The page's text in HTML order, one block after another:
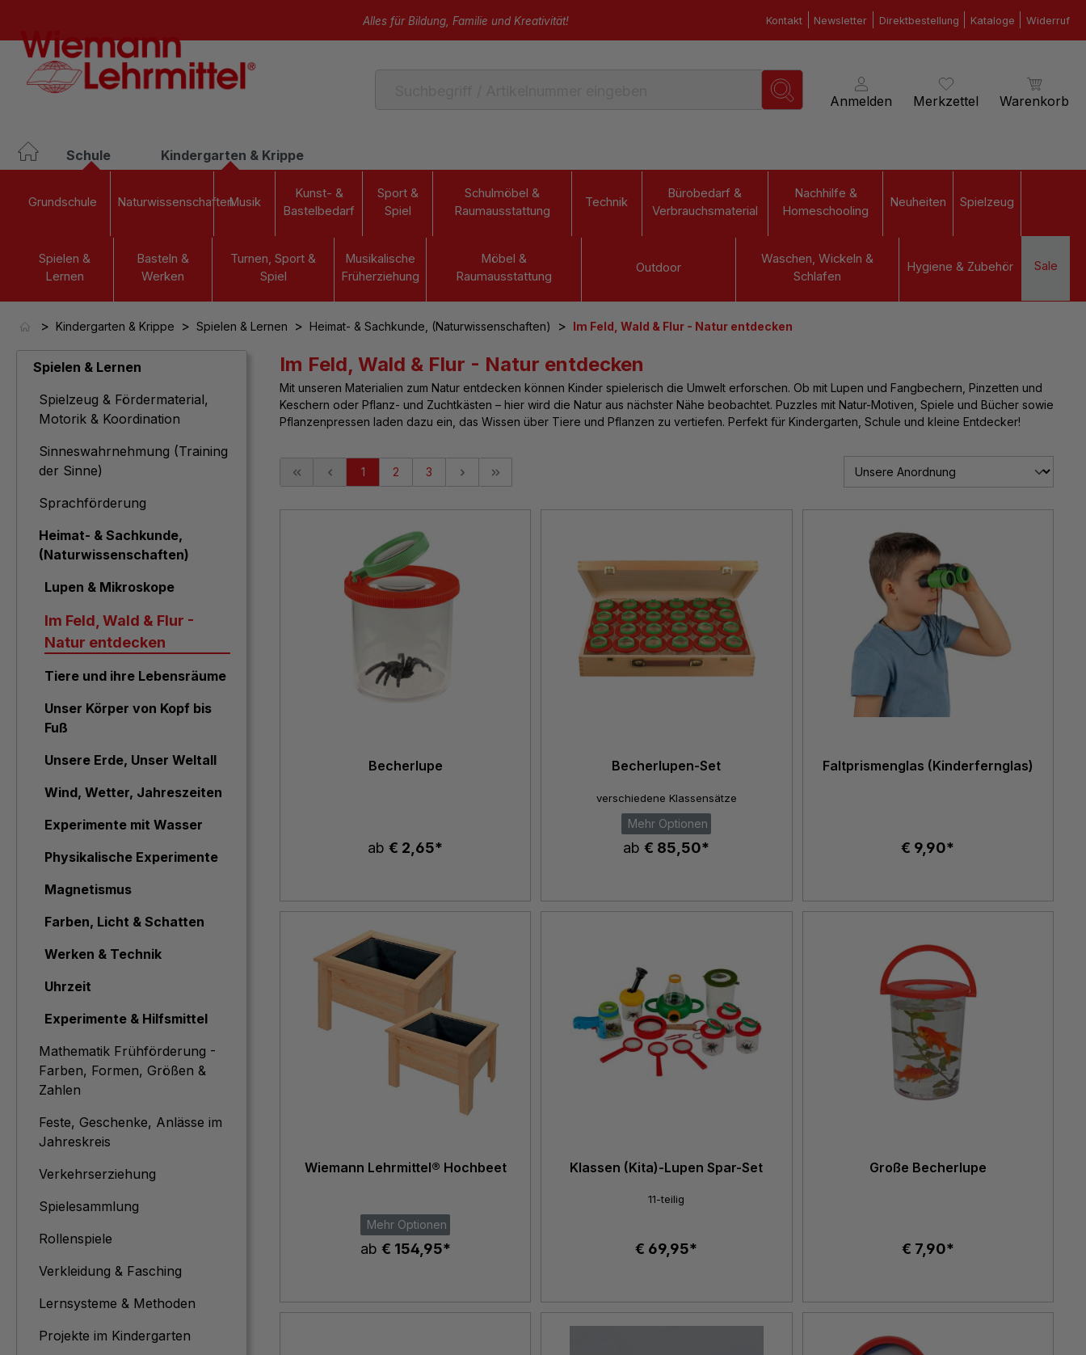
Alles für Bildung, Familie und Kreativität! Kontakt Newsletter Direktbestellung Kataloge Widerruf
Anmelden Merkzettel Warenkorb
Schule Kindergarten & Krippe
Grundschule NaturwissenschaftenMusik
Kunst- &
Bastelbedarf
Sport &
Spiel
Schulmöbel &
Raumausstattung
Technik
Bürobedarf &
Verbrauchsmaterial
Nachhilfe &
Homeschooling
Neuheiten Spielzeug
Spielen &
Lernen
Basteln &
Werken
Turnen, Sport &
Spiel
Musikalische
Früherziehung
Möbel &
Raumausstattung
Outdoor
Waschen, Wickeln &
Schlafen
Hygiene & Zubehör Sale
> Kindergarten & Krippe > Spielen & Lernen > Heimat- & Sachkunde, (Naturwissenschaften) > Im Feld, Wald & Flur - Natur entdecken
Spielen & Lernen
Spielzeug & Fördermaterial,
Motorik & Koordination
Sinneswahrnehmung (Training
der Sinne)
Sprachförderung
Heimat- & Sachkunde,
(Naturwissenschaften)
Lupen & Mikroskope
Im Feld, Wald & Flur -
Natur entdecken
Tiere und ihre Lebensräume
Unser Körper von Kopf bis
Fuß
Unsere Erde, Unser Weltall
Wind, Wetter, Jahreszeiten
Experimente mit Wasser
Physikalische Experimente
Magnetismus
Farben, Licht & Schatten
Werken & Technik
Uhrzeit
Experimente & Hilfsmittel
Mathematik Frühförderung -
Farben, Formen, Größen &
Zahlen
Feste, Geschenke, Anlässe im
Jahreskreis
Verkehrserziehung
Spielesammlung
Rollenspiele
Verkleidung & Fasching
Lernsysteme & Methoden
Projekte im Kindergarten
Im Feld, Wald & Flur - Natur entdecken
Mit unseren Materialien zum Natur entdecken können Kinder spielerisch die Umwelt erforschen. Ob mit Lupen und Fangbechern, Pinzetten und
Keschern oder Pflanz- und Zuchtkästen – hier wird die Natur aus nächster Nähe beobachtet. Puzzles mit Natur-Motiven, Spiele und Bücher sowie
Pflanzenpressen laden dazu ein, das Wissen über Tiere und Pflanzen zu vertiefen. Perfekt für Kindergarten, Schule und kleine Entdecker!
1 2 3
Becherlupe
ab€ 2,65*
Becherlupen-Set
verschiedene Klassensätze
Mehr Optionen
ab€ 85,50*
Faltprismenglas (Kinderfernglas)
€ 9,90*
Wiemann Lehrmittel® Hochbeet
Mehr Optionen
ab € 154,95*
Klassen (Kita)-Lupen Spar-Set
11-teilig
€ 69,95*
Große Becherlupe
€ 7,90*